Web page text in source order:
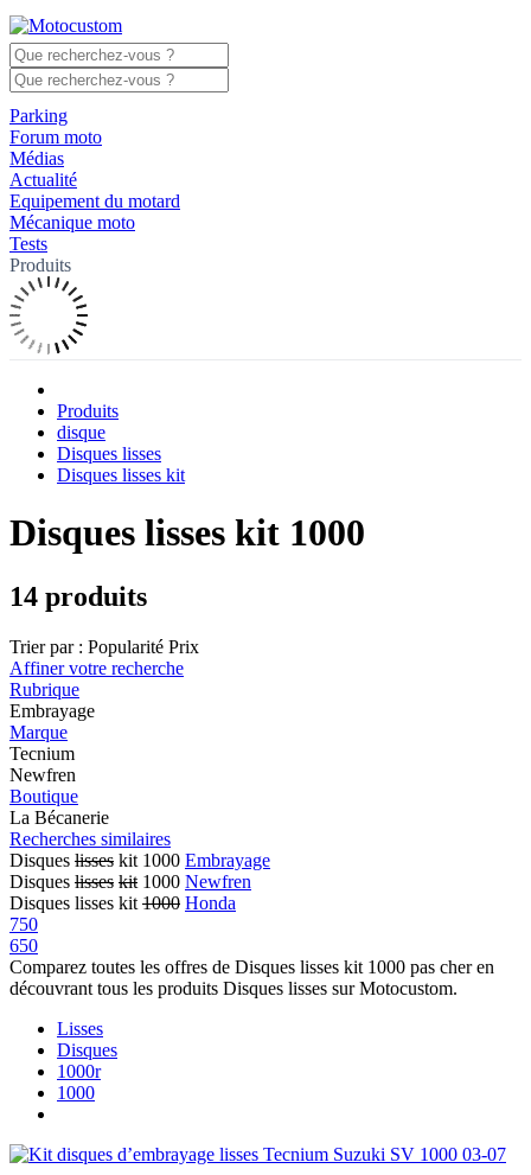
Parking
Forum moto
Médias
Actualité
Equipement du motard
Mécanique moto
Tests
Produits
Produits
disque
Disques lisses
Disques lisses kit
Disques lisses kit 1000
14 produits
Trier par : Popularité Prix
Affiner votre recherche
Rubrique
Embrayage
Marque
Tecnium
Newfren
Boutique
La Bécanerie
Recherches similaires
Disques lisses kit 1000 Embrayage
Disques lisses kit 1000 Newfren
Disques lisses kit 1000 Honda
750
650
Comparez toutes les offres de Disques lisses kit 1000 pas cher en
découvrant tous les produits Disques lisses sur Motocustom.
Lisses
Disques
1000r
1000